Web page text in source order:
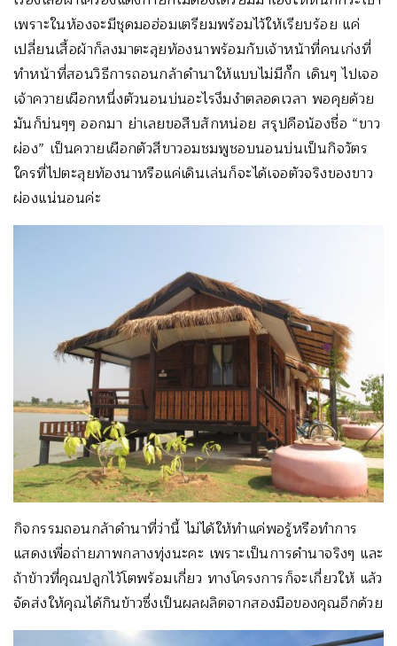
เพราะในห้องจะมีชุดมอฮ่อมเตรียมพร้อมไว้ให้เรียบร้อย แค่
เปลี่ยนเสื้อผ้าก็ลงมาตะลุยท้องนาพร้อมกับเจ้าหน้าที่คนเก่งที่
ทำหน้าที่สอนวิธีการถอนกล้าดำนาให้แบบไม่มีกั๊ก เดินๆ ไปเจอ
เจ้าควายเผือกหนึ่งตัวนอนบ่นอะไรงึมงำตลอดเวลา พอคุยด้วย
มันก็บ่นๆๆ ออกมา ย่าเลยขอสืบสักหน่อย สรุปคือน้องชื่อ “ขาว
ผ่อง” เป็นควายเผือกตัวสีขาวอมชมพูชอบนอนบ่นเป็นกิจวัตร
ใครที่ไปตะลุยท้องนาหรือแค่เดินเล่นก็จะได้เจอตัวจริงของขาว
ผ่องแน่นอนค่ะ
กิจกรรมถอนกล้าดำนาที่ว่านี้ ไม่ได้ให้ทำแค่พอรู้หรือทำการ
แสดงเพื่อถ่ายภาพกลางทุ่งนะคะ เพราะเป็นการดำนาจริงๆ และ
ถ้าข้าวที่คุณปลูกไว้โตพร้อมเกี่ยว ทางโครงการก็จะเกี่ยวให้ แล้ว
จัดส่งให้คุณได้กินข้าวซึ่งเป็นผลผลิตจากสองมือของคุณอีกด้วย